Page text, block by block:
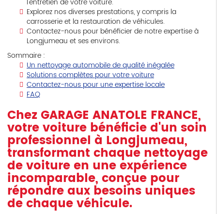
Explorez nos diverses prestations, y compris la
carrosserie et la restauration de véhicules.
Contactez-nous pour bénéficier de notre expertise à
Longjumeau et ses environs.
Sommaire :
Un nettoyage automobile de qualité inégalée
Solutions complètes pour votre voiture
Contactez-nous pour une expertise locale
FAQ
Chez GARAGE ANATOLE FRANCE,
votre voiture bénéficie d'un soin
professionnel à Longjumeau,
transformant chaque nettoyage
de voiture en une expérience
incomparable, conçue pour
répondre aux besoins uniques
de chaque véhicule.